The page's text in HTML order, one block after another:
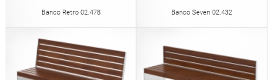
Banco Retro 02.478 Banco Seven 02.432